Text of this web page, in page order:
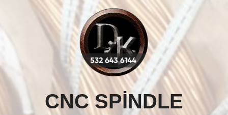
CNC SPINDLE